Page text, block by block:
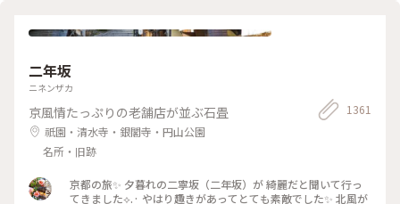
二年坂
ニネンザカ
京風情たっぷりの老舗店が並ぶ石畳
祇園・清水寺・銀閣寺・円山公園
名所・旧跡
1361
京都の旅✨ 夕暮れの二寧坂（二年坂）が 綺麗だと聞いて行っ
てきました︎︎⟡.· やはり趣きがあってとても素敵でした✨ 北風が